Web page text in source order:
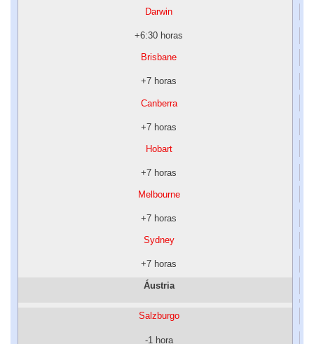
Darwin
+6:30 horas
Brisbane
+7 horas
Canberra
+7 horas
Hobart
+7 horas
Melbourne
+7 horas
Sydney
+7 horas
Áustria
Salzburgo
-1 hora